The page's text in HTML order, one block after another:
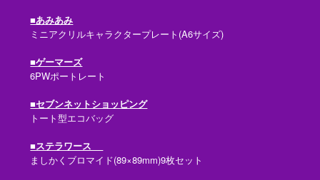
■あみあみ
ミニアクリルキャラクタープレート(A6サイズ)
■ゲーマーズ
6PWポートレート
■セブンネットショッピング
トート型エコバッグ
■ステラワース
ましかくブロマイド(89×89mm)9枚セット